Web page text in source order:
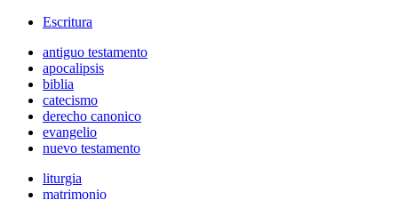
Escritura
antiguo testamento
apocalipsis
biblia
catecismo
derecho canonico
evangelio
nuevo testamento
liturgia
matrimonio